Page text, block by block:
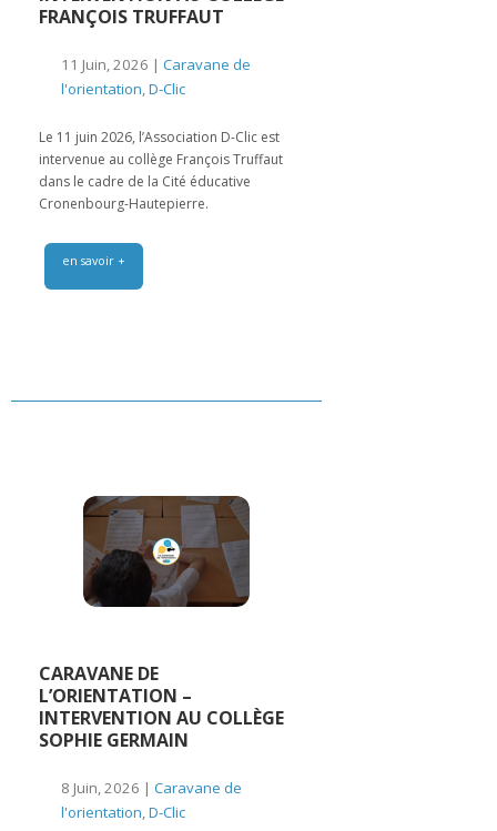
FRANÇOIS TRUFFAUT
11 Juin, 2026 | Caravane de
l'orientation,D-Clic
Le 11 juin 2026, l’Association D-Clic est
intervenue au collège François Truffaut
dans le cadre de la Cité éducative
Cronenbourg-Hautepierre.
en savoir +
CARAVANE DE
L’ORIENTATION –
INTERVENTION AU COLLÈGE
SOPHIE GERMAIN
8 Juin, 2026 | Caravane de
l'orientation,D-Clic